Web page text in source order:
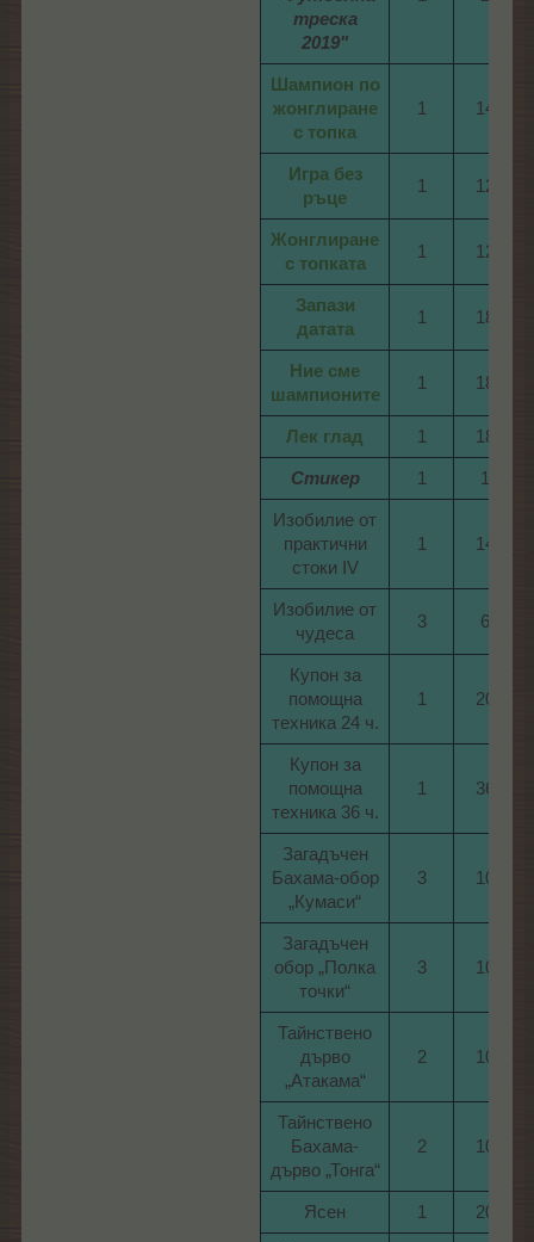
треска
2019"
Шампион по
жонглиране
с топка
1​ 14​
Игра без
ръце
1​ 12​
Жонглиране
с топката
1​ 12​
Запази
датата
1​ 18​
Ние сме
шампионите
1​ 18​
Лек глад 1​ 18​
Стикер 1​ 1​
Изобилие от
практични
стоки IV​
1​ 14​
Изобилие от
чудеса​
3​ 6​
Купон за
помощна
техника 24 ч.​
1​ 20​
Купон за
помощна
техника 36 ч.​
1​ 36​
Загадъчен
Бахама-обор
„Кумаси“​
3​ 10​
Загадъчен
обор „Полка
точки“​
3​ 10​
Тайнствено
дърво
„Атакама“​
2​ 10​
Тайнствено
Бахама-
дърво „Тонга“​
2​ 10​
Ясен​ 1​ 20​